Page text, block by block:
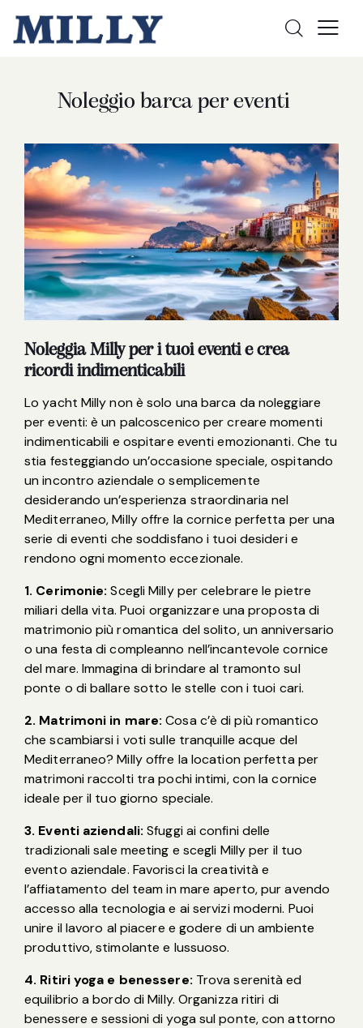
Noleggio barca per eventi
Noleggia Milly per i tuoi eventi e crea
ricordi indimenticabili
Lo yacht Milly non è solo una barca da noleggiare
per eventi: è un palcoscenico per creare momenti
indimenticabili e ospitare eventi emozionanti. Che tu
stia festeggiando un’occasione speciale, ospitando
un incontro aziendale o semplicemente
desiderando un’esperienza straordinaria nel
Mediterraneo, Milly offre la cornice perfetta per una
serie di eventi che soddisfano i tuoi desideri e
rendono ogni momento eccezionale.
1. Cerimonie: Scegli Milly per celebrare le pietre
miliari della vita. Puoi organizzare una proposta di
matrimonio più romantica del solito, un anniversario
o una festa di compleanno nell’incantevole cornice
del mare. Immagina di brindare al tramonto sul
ponte o di ballare sotto le stelle con i tuoi cari.
2. Matrimoni in mare: Cosa c’è di più romantico
che scambiarsi i voti sulle tranquille acque del
Mediterraneo? Milly offre la location perfetta per
matrimoni raccolti tra pochi intimi, con la cornice
ideale per il tuo giorno speciale.
3. Eventi aziendali: Sfuggi ai confini delle
tradizionali sale meeting e scegli Milly per il tuo
evento aziendale. Favorisci la creatività e
l’affiatamento del team in mare aperto, pur avendo
accesso alla tecnologia e ai servizi moderni. Puoi
unire il lavoro al piacere e godere di un ambiente
produttivo, stimolante e lussuoso.
4. Ritiri yoga e benessere: Trova serenità ed
equilibrio a bordo di Milly. Organizza ritiri di
benessere e sessioni di yoga sul ponte, con attorno